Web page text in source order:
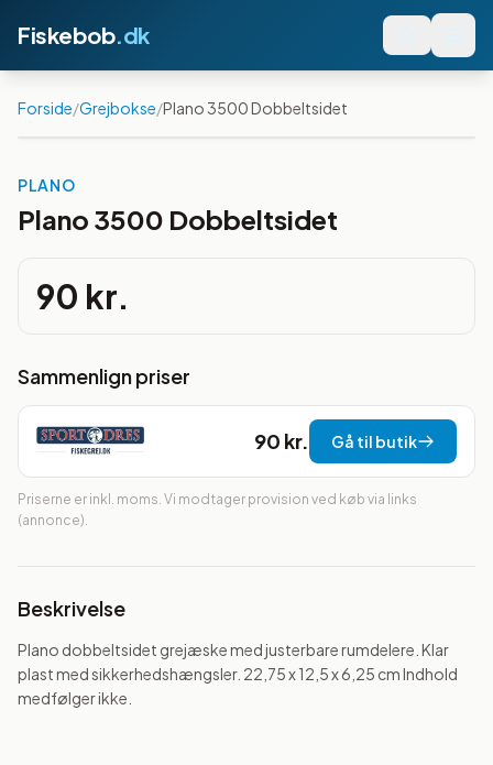
Fiskebob.dk
Forside/Grejbokse/Plano 3500 Dobbeltsidet
PLANO
Plano 3500 Dobbeltsidet
90 kr.
Sammenlign priser
90 kr. Gå til butik
Priserne er inkl. moms. Vi modtager provision ved køb via links
(annonce).
Beskrivelse
Plano dobbeltsidet grejæske med justerbare rumdelere. Klar
plast med sikkerhedshængsler. 22,75 x 12,5 x 6,25 cm Indhold
medfølger ikke.